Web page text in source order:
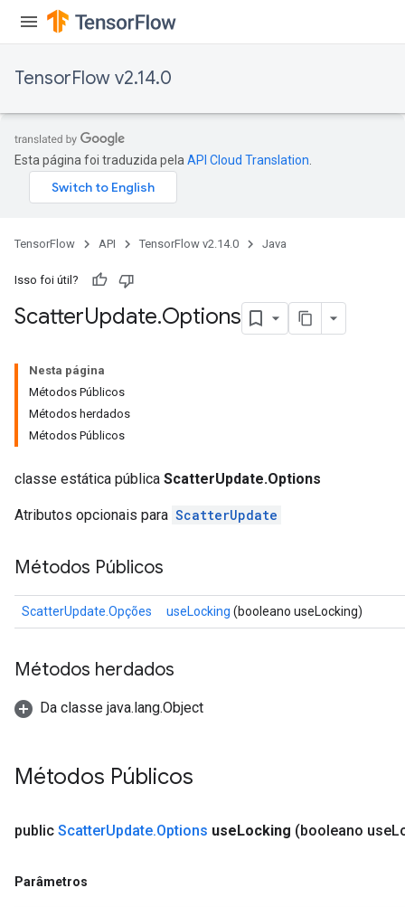
TensorFlow v2.14.0
Esta página foi traduzida pela API Cloud Translation
TensorFlow API TensorFlow v2.14.0 Java
Isso foi útil?
ScatterUpdate.Options
Nesta página
Métodos Públicos
Métodos herdados
Métodos Públicos
classe estática pública ScatterUpdate.Options
Atributos opcionais para ScatterUpdate
Métodos Públicos
ScatterUpdate.Opções useLocking (booleano useLocking)
Métodos herdados
Da classe java.lang.Object
Métodos Públicos
public ScatterUpdate.Options useLocking (booleano use
Parâmetros